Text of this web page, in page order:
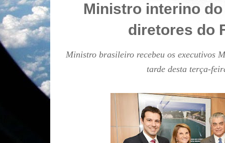
Ministro interino
diretores do
Ministro brasileiro recebeu os executivos
tarde desta terça-